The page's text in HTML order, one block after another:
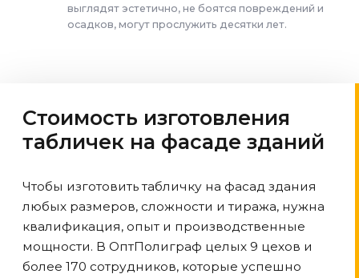
выглядят эстетично, не боятся повреждений и
осадков, могут прослужить десятки лет.
Стоимость изготовления
табличек на фасаде зданий
Чтобы изготовить табличку на фасад здания
любых размеров, сложности и тиража, нужна
квалификация, опыт и производственные
мощности. В ОптПолиграф целых 9 цехов и
более 170 сотрудников, которые успешно